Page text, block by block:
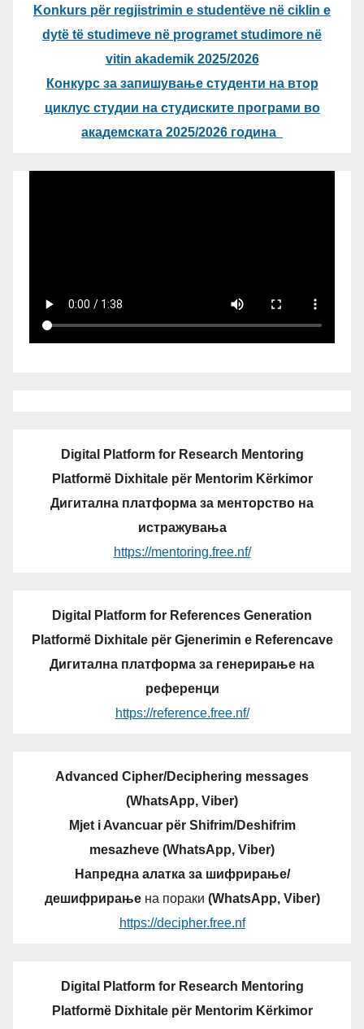
Konkurs për regjistrimin e studentëve në ciklin e
dytë të studimeve në programet studimore në
vitin akademik 2025/2026
Конкурс за запишување студенти на втор
циклус студии на студиските програми во
академската 2025/2026 година
Digital Platform for Research Mentoring
Platformë Dixhitale për Mentorim Kërkimor
Дигитална платформа за менторство на
истражувања
https://mentoring.free.nf/
Digital Platform for References Generation
Platformë Dixhitale për Gjenerimin e Referencave
Дигитална платформа за генерирање на
референци
https://reference.free.nf/
Advanced Cipher/Deciphering messages
(WhatsApp, Viber)
Mjet i Avancuar për Shifrim/Deshifrim
mesazheve (WhatsApp, Viber)
Напредна алатка за шифрирање/
дешифрирањена пораки (WhatsApp, Viber)
https://decipher.free.nf
Digital Platform for Research Mentoring
Platformë Dixhitale për Mentorim Kërkimor